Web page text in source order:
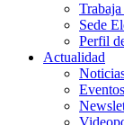
Sede
Perfil
Actualidad
Eventos